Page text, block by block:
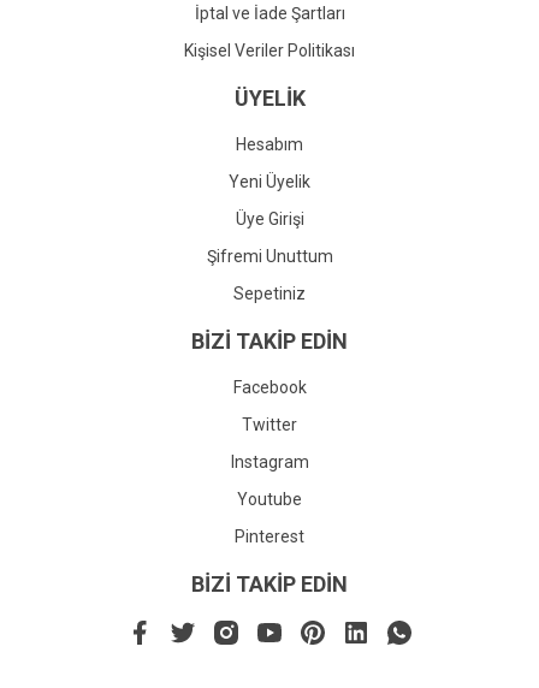
İptal ve İade Şartları
Kişisel Veriler Politikası
ÜYELİK
Hesabım
Yeni Üyelik
Üye Girişi
Şifremi Unuttum
Sepetiniz
BİZİ TAKİP EDİN
Facebook
Twitter
Instagram
Youtube
Pinterest
BİZİ TAKİP EDİN